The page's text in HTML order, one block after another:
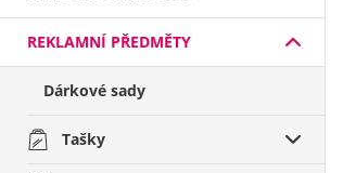
REKLAMNÍ PŘEDMĚTY
Dárkové sady
Tašky